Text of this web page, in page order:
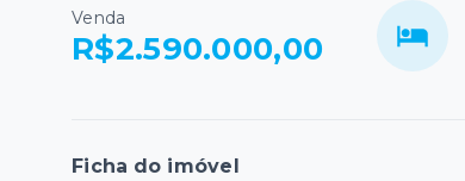
Venda
R$2.590.000,00
Ficha do imóvel